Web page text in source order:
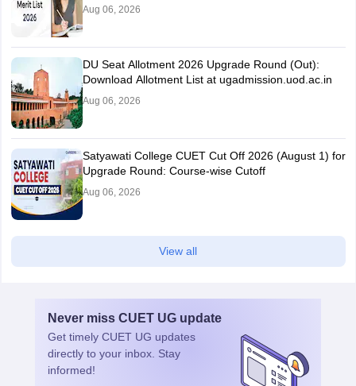
Aug 06, 2026
DU Seat Allotment 2026 Upgrade Round (Out):
Download Allotment List at ugadmission.uod.ac.in
Aug 06, 2026
Satyawati College CUET Cut Off 2026 (August 1) for
Upgrade Round: Course-wise Cutoff
Aug 06, 2026
View all
Never miss CUET UG update
Get timely CUET UG updates
directly to your inbox. Stay
informed!